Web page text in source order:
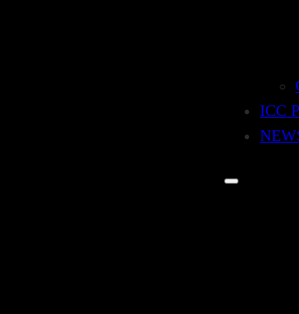
ICC
merupakan dokumen yang
pengangkutan, sebagai bukti
diatur sangat detail dalam
menguasai seluk-beluk dokumen
of Credit berserta dokumen yang
barang